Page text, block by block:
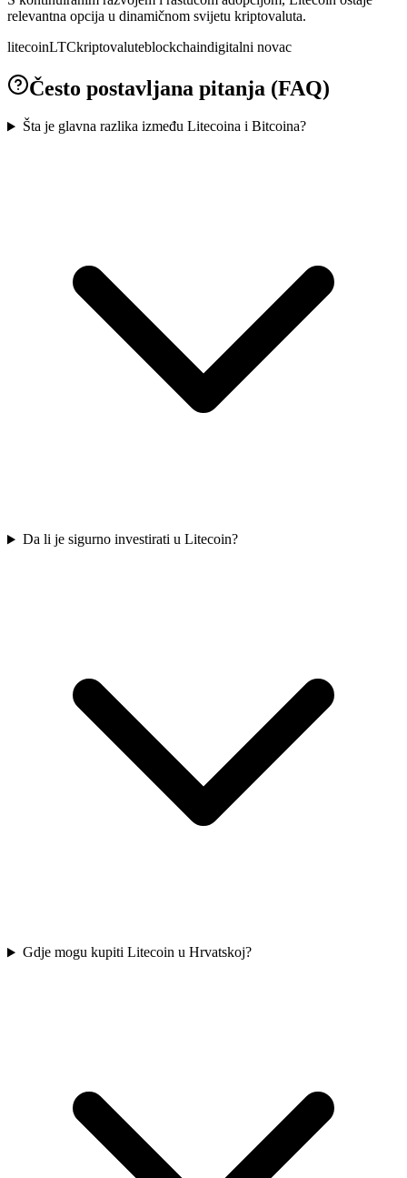
relevantna opcija u dinamičnom svijetu kriptovaluta.
litecoinLTCkriptovaluteblockchaindigitalni novac
Često postavljana pitanja (FAQ)
Šta je glavna razlika između Litecoina i Bitcoina?
Da li je sigurno investirati u Litecoin?
Gdje mogu kupiti Litecoin u Hrvatskoj?